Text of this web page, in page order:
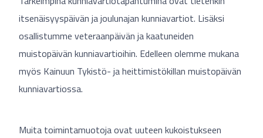
itsenäisyyspäivän ja joulunajan kunniavartiot. Lisäksi
osallistumme veteraanpäivän ja kaatuneiden
muistopäivän kunniavartioihin. Edelleen olemme mukana
myös Kainuun Tykistö- ja heittimistökillan muistopäivän
kunniavartiossa.
Muita toimintamuotoja ovat uuteen kukoistukseen